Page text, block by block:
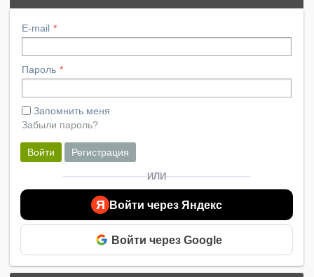
E-mail
Пароль
Запомнить меня
Забыли пароль?
Войти Регистрация
ИЛИ
Я Войти через Яндекс
Войти через Google